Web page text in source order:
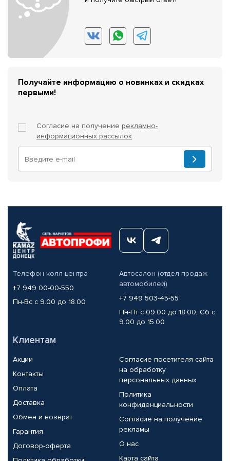
Получайте информацию о новинках и скидках
первыми!
Согласие на получение рекламно-
информационных рассылок
Телефон колл-центра
+7 949 00-00-550
Пн-Вс с 9.00 до 18.00
Автосалон (отдел продаж
автомобилей)
+7 949 503-45-55
Пн-Пт с 09.00 до 18.00, Сб с
9.00 до 15.00
Клиентам
Акции
Контакты
Оплата
Доставка
Обмен и возврат
Гарантия
Договор-оферта
Согласие посетителя сайта
на обработку
персональных данных
Политика
конфиденциальности
Согласие на получение
рекламы
О нас
Карта сайта